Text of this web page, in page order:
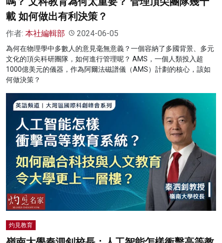
載 如何做出有利決策？
作者: 本社編輯部 2024-06-05
為何在物理學中多數人的意見毫無意義？一個容納了多國背景、多元
文化的頂尖科研團隊，如何進行管理呢？ AMS，一個人類投入超
1000億美元的儀器，作為阿爾法磁譜儀（AMS）計劃的核心，該如
何做決策？
灼見教育